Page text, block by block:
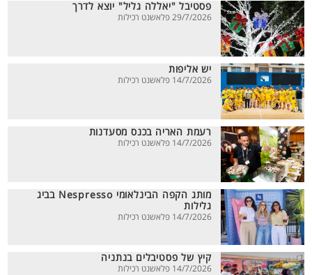
פסטיבל "יאללה גליל" יוצא לדרך
29/7/2026 פלאשנט רכילות
יש אליפות
14/7/2026 פלאשנט רכילות
רעמת האריה בכנס מסעדנות
14/7/2026 פלאשנט רכילות
מותג הקפה הבינלאומי Nespresso בביג
גלילות
14/7/2026 פלאשנט רכילות
קיץ של פסטיבלים בנתניה
14/7/2026 פלאשנט רכילות